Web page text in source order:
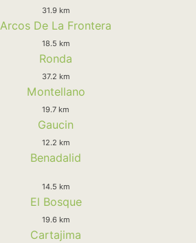
31.9 km
Arcos De La Frontera
18.5 km
Ronda
37.2 km
Montellano
19.7 km
Gaucin
12.2 km
Benadalid
14.5 km
El Bosque
19.6 km
Cartajima